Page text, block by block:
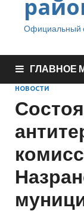
Официальный
ГЛАВНОЕ
НОВОСТИ